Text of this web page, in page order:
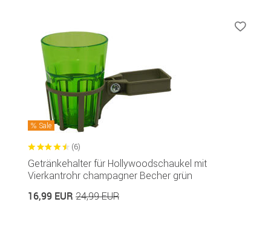
Sale
(6)
Getränkehalter für Hollywoodschaukel mit
Vierkantrohr champagner Becher grün
16,99 EUR 24,99 EUR